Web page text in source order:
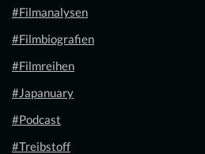
#Filmanalysen
#Filmbiografien
#Filmreihen
#Japanuary
#Podcast
#Treibstoff